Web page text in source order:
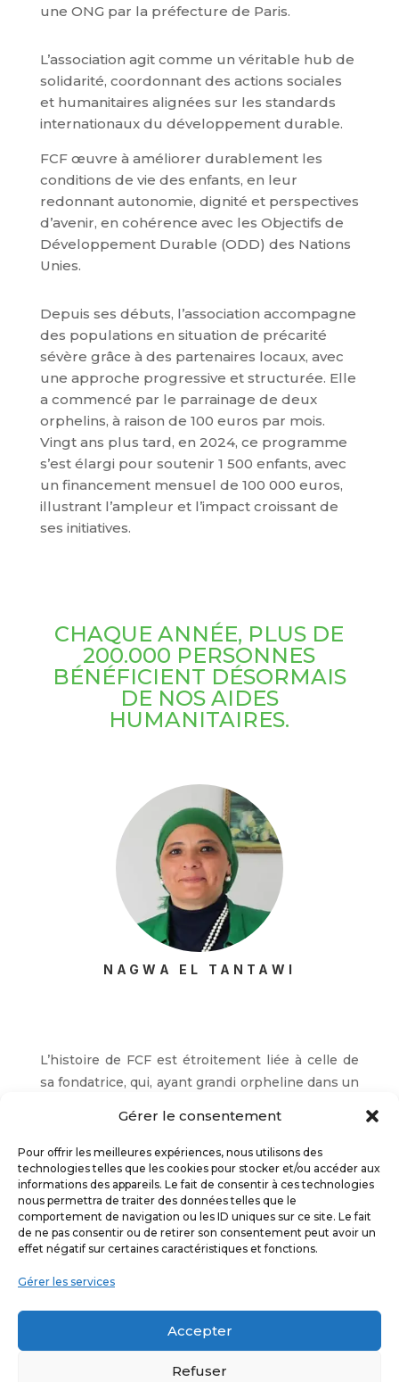
Gérer le consentement
Pour offrir les meilleures expériences, nous utilisons des
technologies telles que les cookies pour stocker et/ou accéder aux
informations des appareils. Le fait de consentir à ces technologies
nous permettra de traiter des données telles que le
comportement de navigation ou les ID uniques sur ce site. Le fait
de ne pas consentir ou de retirer son consentement peut avoir un
effet négatif sur certaines caractéristiques et fonctions.
Gérer les services
Accepter
Refuser
une ONG par la préfecture de Paris.
L’association agit comme un véritable hub de
solidarité, coordonnant des actions sociales
et humanitaires alignées sur les standards
internationaux du développement durable.
FCF œuvre à améliorer durablement les
conditions de vie des enfants, en leur
redonnant autonomie, dignité et perspectives
d’avenir, en cohérence avec les Objectifs de
Développement Durable (ODD) des Nations
Unies.
Depuis ses débuts, l’association accompagne
des populations en situation de précarité
sévère grâce à des partenaires locaux, avec
une approche progressive et structurée. Elle
a commencé par le parrainage de deux
orphelins, à raison de 100 euros par mois.
Vingt ans plus tard, en 2024, ce programme
s’est élargi pour soutenir 1 500 enfants, avec
un financement mensuel de 100 000 euros,
illustrant l’ampleur et l’impact croissant de
ses initiatives.
CHAQUE ANNÉE, PLUS DE
200.000 PERSONNES
BÉNÉFICIENT DÉSORMAIS
DE NOS AIDES
HUMANITAIRES.
NAGWA EL TANTAWI
L’histoire de FCF est étroitement liée à celle de
sa fondatrice, qui, ayant grandi orpheline dans un
enfants et des familles vulnérables. Son
engagement personnel guide l’association avec
conviction et rigueur, faisant de FCF une
organisation capable de combiner solidarité
immédiate et transformation durable.
L’école FCF s’inscrit dans la continuité et de
soutenu durablement l’association. Aujourd’hui,
leurs enfants s’engagent à leur tour comme